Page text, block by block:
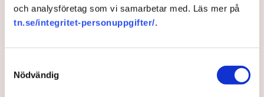
och analysföretag som vi samarbetar med. Läs mer på
tn.se/integritet-personuppgifter/.
Nödvändig
grunden gäller på platsen. Men den rätten har sina
gränser.
ekonomiska värden, säger Anna-Lena Mann.